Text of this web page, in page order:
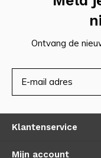
Ontvang de
Klantenservice
Mijn account